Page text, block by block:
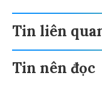
Tin liên
Tin nên đọc